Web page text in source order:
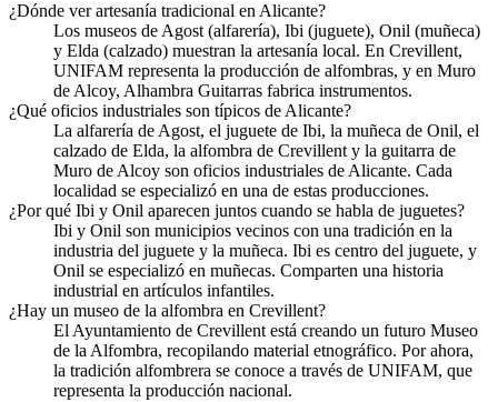
¿Dónde ver artesanía tradicional en Alicante?
Los museos de Agost (alfarería), Ibi (juguete), Onil (muñeca)
y Elda (calzado) muestran la artesanía local. En Crevillent,
UNIFAM representa la producción de alfombras, y en Muro
de Alcoy, Alhambra Guitarras fabrica instrumentos.
¿Qué oficios industriales son típicos de Alicante?
La alfarería de Agost, el juguete de Ibi, la muñeca de Onil, el
calzado de Elda, la alfombra de Crevillent y la guitarra de
Muro de Alcoy son oficios industriales de Alicante. Cada
localidad se especializó en una de estas producciones.
¿Por qué Ibi y Onil aparecen juntos cuando se habla de juguetes?
Ibi y Onil son municipios vecinos con una tradición en la
industria del juguete y la muñeca. Ibi es centro del juguete, y
Onil se especializó en muñecas. Comparten una historia
industrial en artículos infantiles.
¿Hay un museo de la alfombra en Crevillent?
El Ayuntamiento de Crevillent está creando un futuro Museo
de la Alfombra, recopilando material etnográfico. Por ahora,
la tradición alfombrera se conoce a través de UNIFAM, que
representa la producción nacional.